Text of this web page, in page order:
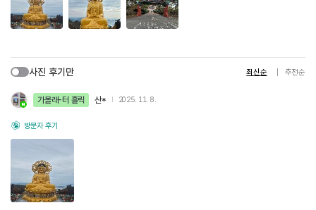
사진 후기만 최신순 추천순
가볼래-터 홀릭 산* 2025. 11. 8.
방문자 후기